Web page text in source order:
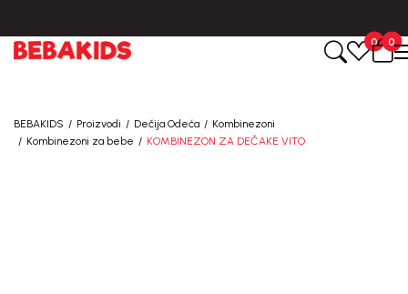
0
0
BEBAKIDS Proizvodi Dečija Odeća
Kombinezoni
Kombinezoni za bebe
KOMBINEZON ZA DEČAKE VITO